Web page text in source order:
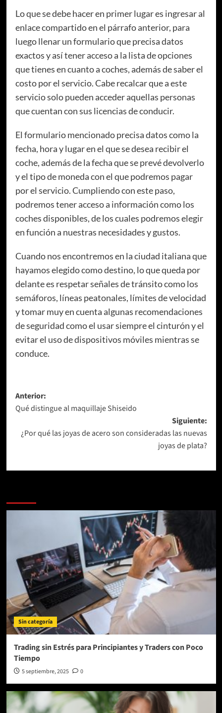
Lo que se debe hacer en primer lugar es ingresar al
enlace compartido en el párrafo anterior, para
luego llenar un formulario que precisa datos
exactos y así tener acceso a la lista de opciones
que tienes en cuanto a coches, además de saber el
costo por el servicio. Cabe recalcar que a este
servicio solo pueden acceder aquellas personas
que cuentan con sus licencias de conducir.
El formulario mencionado precisa datos como la
fecha, hora y lugar en el que se desea recibir el
coche, además de la fecha que se prevé devolverlo
y el tipo de moneda con el que podremos pagar
por el servicio. Cumpliendo con este paso,
podremos tener acceso a información como los
coches disponibles, de los cuales podremos elegir
en función a nuestras necesidades y gustos.
Cuando nos encontremos en la ciudad italiana que
hayamos elegido como destino, lo que queda por
delante es respetar señales de tránsito como los
semáforos, líneas peatonales, límites de velocidad
y tomar muy en cuenta algunas recomendaciones
de seguridad como el usar siempre el cinturón y el
evitar el uso de dispositivos móviles mientras se
conduce.
Navegación
de
entradas
Anterior:
Qué distingue al maquillaje Shiseido
Siguiente:
¿Por qué las joyas de acero son consideradas las nuevas
joyas de plata?
Sin categoría
Trading sin Estrés para Principiantes y Traders con Poco
Tiempo
5 septiembre, 2025 0